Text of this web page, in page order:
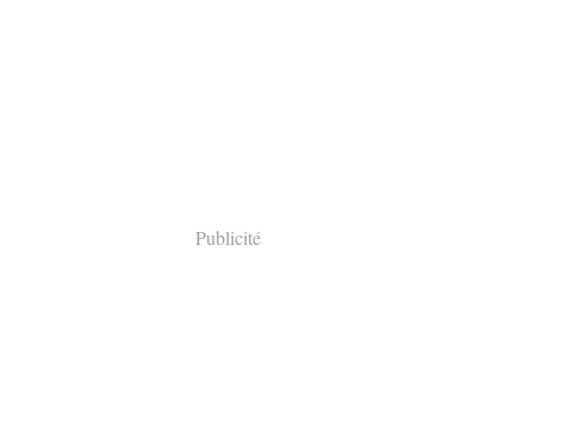
Publicité